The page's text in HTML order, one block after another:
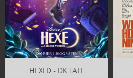
HEXED - DK TALE